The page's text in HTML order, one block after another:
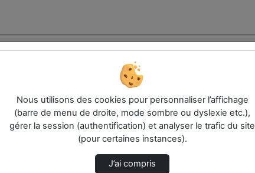
Nous utilisons des cookies pour personnaliser l’affichage
(barre de menu de droite, mode sombre ou dyslexie etc.),
gérer la session (authentification) et analyser le trafic du site
(pour certaines instances).
J’ai compris